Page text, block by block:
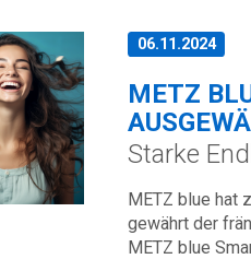
06.11.2024
METZ
Starke
METZ blue hat
gewährt der
METZ blue